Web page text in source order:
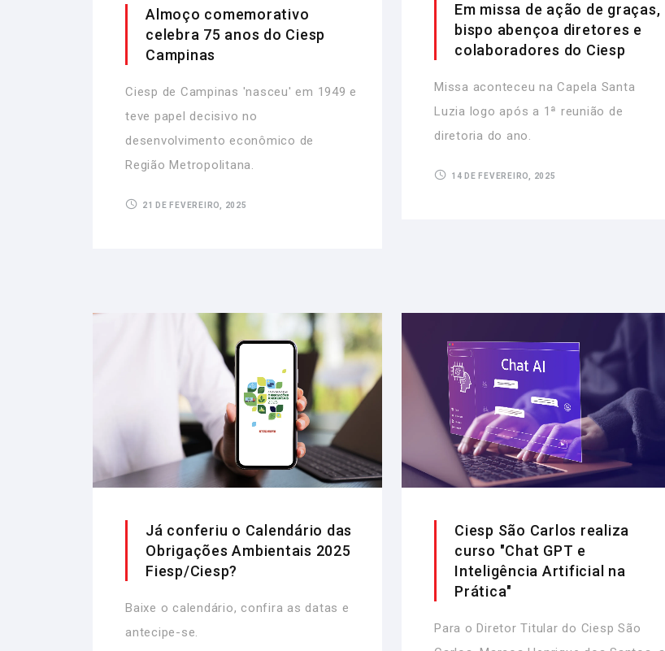
Almoço comemorativo
celebra 75 anos do Ciesp
Campinas
Ciesp de Campinas 'nasceu' em 1949 e
teve papel decisivo no
desenvolvimento econômico de
Região Metropolitana.
21 DE FEVEREIRO, 2025
Em missa de ação de graças,
bispo abençoa diretores e
colaboradores do Ciesp
Missa aconteceu na Capela Santa
Luzia logo após a 1ª reunião de
diretoria do ano.
14 DE FEVEREIRO, 2025
Já conferiu o Calendário das
Obrigações Ambientais 2025
Fiesp/Ciesp?
Baixe o calendário, confira as datas e
antecipe-se.
Ciesp São Carlos realiza
curso "Chat GPT e
Inteligência Artificial na
Prática"
Para o Diretor Titular do Ciesp São